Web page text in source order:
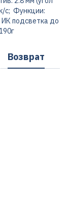
с; Функции:
ИК подсветка до
Возврат